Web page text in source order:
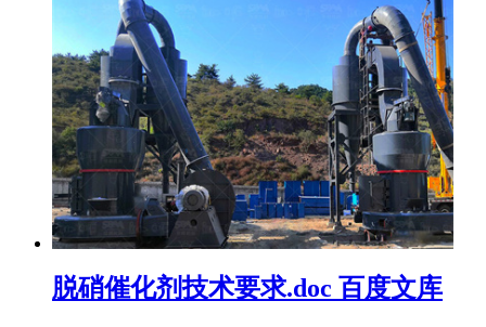
脱硝催化剂技术要求.doc 百度文库